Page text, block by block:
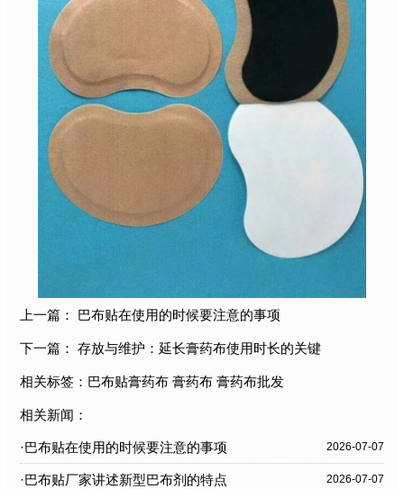
上一篇： 巴布贴在使用的时候要注意的事项
下一篇： 存放与维护：延长膏药布使用时长的关键
相关标签： 巴布贴膏药布 膏药布 膏药布批发
相关新闻：
·巴布贴在使用的时候要注意的事项 2026-07-07
·巴布贴厂家讲述新型巴布剂的特点 2026-07-07